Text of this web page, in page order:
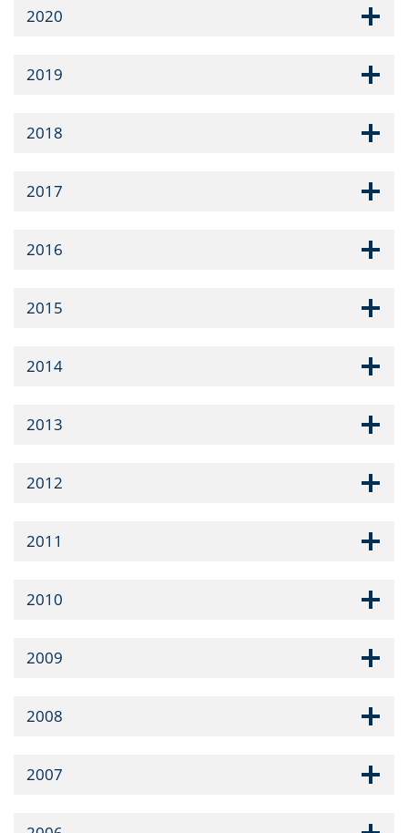
2020
2019
2018
2017
2016
2015
2014
2013
2012
2011
2010
2009
2008
2007